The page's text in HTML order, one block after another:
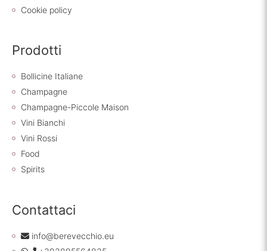
Cookie policy
Prodotti
Bollicine Italiane
Champagne
Champagne-Piccole Maison
Vini Bianchi
Vini Rossi
Food
Spirits
Contattaci
info@berevecchio.eu